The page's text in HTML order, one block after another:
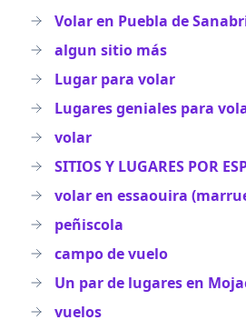
Volar en Puebla de
algun sitio más
Lugar para volar
Lugares geniales para
volar
SITIOS Y LUGARES POR
volar en essaouira
peñiscola
campo de vuelo
Un par de lugares en
vuelos